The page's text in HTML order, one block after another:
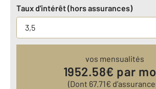
Taux d'intérêt (hors assurances)
vos mensualités
1952.58€ par
(Dont 67.71€